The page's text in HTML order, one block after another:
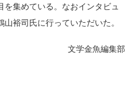
を集めている。なおインタビュ
裕司氏に行っていただいた。
文学金魚編集部